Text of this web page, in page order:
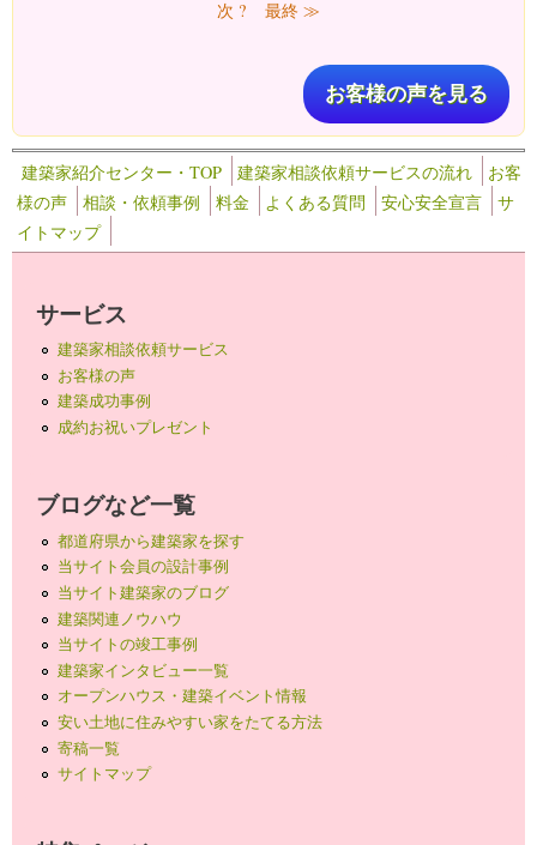
次 ?
最終 ≫
お客様の声を見る
建築家紹介センター・TOP 建築家相談依頼サービスの流れ
お客
様の声
相談・依頼事例 料金 よくある質問 安心安全宣言
サ
イトマップ
サービス
建築家相談依頼サービス
お客様の声
建築成功事例
成約お祝いプレゼント
ブログなど一覧
都道府県から建築家を探す
当サイト会員の設計事例
当サイト建築家のブログ
建築関連ノウハウ
当サイトの竣工事例
建築家インタビュー一覧
オープンハウス・建築イベント情報
安い土地に住みやすい家をたてる方法
寄稿一覧
サイトマップ